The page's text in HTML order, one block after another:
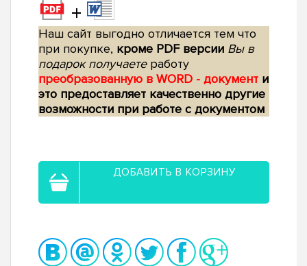
+
Наш сайт выгодно отличается тем что
при покупке, кроме PDF версии Вы в
подарок получаетеработу
преобразованную в WORD - документ и
это предоставляет качественно другие
возможности при работе с документом
ДОБАВИТЬ В КОРЗИНУ